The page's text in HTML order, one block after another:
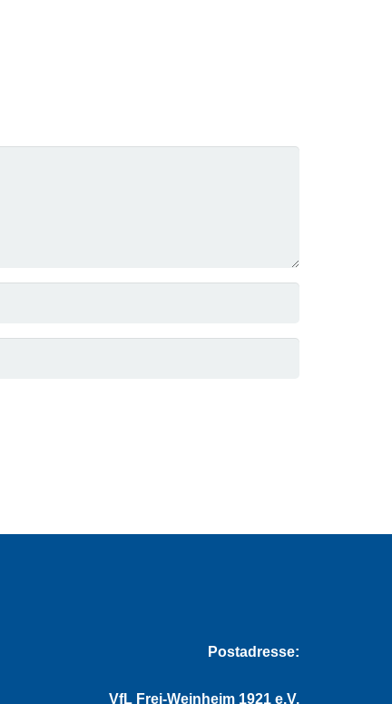
Postadresse:
VfL Frei-Weinheim 1921 e.V.